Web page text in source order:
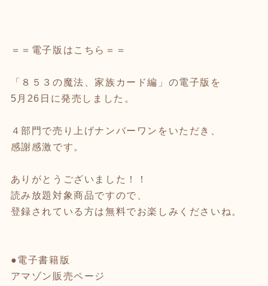
＝＝電子版はこちら＝＝
「８５３の魔法、家族カード編」の電子版を
5月26日に発売しました。
４部門で売り上げナンバーワンをいただき、
感謝感激です。
ありがとうございました！！
読み放題対象商品ですので、
登録されている方は無料でお楽しみくださいね。
●電子書籍版
アマゾン販売ページ